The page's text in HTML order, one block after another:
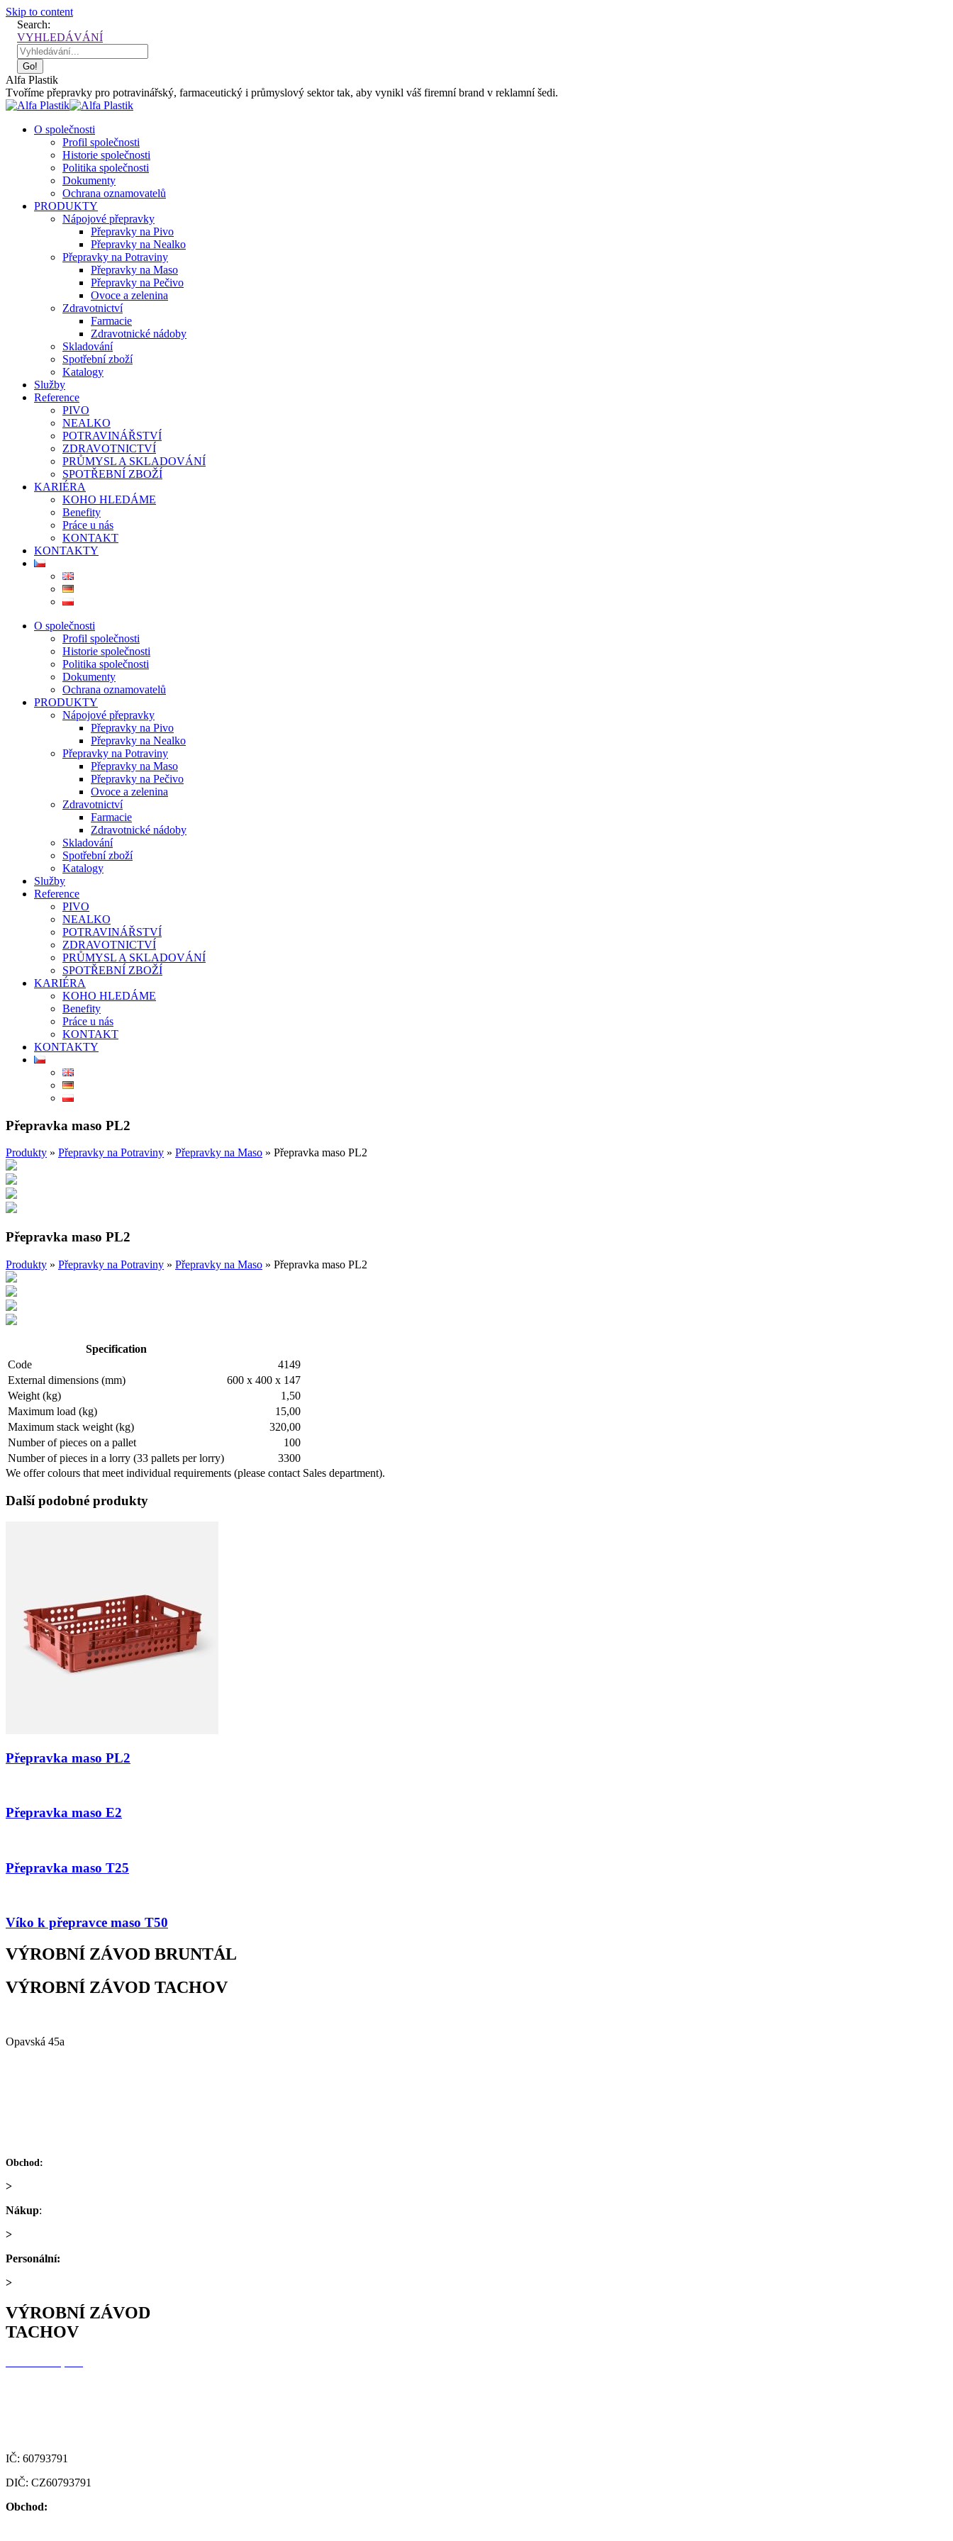
Skip to content
Search:
VYHLEDÁVÁNÍ
Alfa Plastik
Tvoříme přepravky pro potravinářský, farmaceutický i průmyslový sektor tak, aby vynikl váš firemní brand v reklamní šedi.
O společnosti
Profil společnosti
Historie společnosti
Politika společnosti
Dokumenty
Ochrana oznamovatelů
PRODUKTY
Nápojové přepravky
Přepravky na Pivo
Přepravky na Nealko
Přepravky na Potraviny
Přepravky na Maso
Přepravky na Pečivo
Ovoce a zelenina
Zdravotnictví
Farmacie
Zdravotnické nádoby
Skladování
Spotřební zboží
Katalogy
Služby
Reference
PIVO
NEALKO
POTRAVINÁŘSTVÍ
ZDRAVOTNICTVÍ
PRŮMYSL A SKLADOVÁNÍ
SPOTŘEBNÍ ZBOŽÍ
KARIÉRA
KOHO HLEDÁME
Benefity
Práce u nás
KONTAKT
KONTAKTY
O společnosti
Profil společnosti
Historie společnosti
Politika společnosti
Dokumenty
Ochrana oznamovatelů
PRODUKTY
Nápojové přepravky
Přepravky na Pivo
Přepravky na Nealko
Přepravky na Potraviny
Přepravky na Maso
Přepravky na Pečivo
Ovoce a zelenina
Zdravotnictví
Farmacie
Zdravotnické nádoby
Skladování
Spotřební zboží
Katalogy
Služby
Reference
PIVO
NEALKO
POTRAVINÁŘSTVÍ
ZDRAVOTNICTVÍ
PRŮMYSL A SKLADOVÁNÍ
SPOTŘEBNÍ ZBOŽÍ
KARIÉRA
KOHO HLEDÁME
Benefity
Práce u nás
KONTAKT
KONTAKTY
Přepravka maso PL2
Produkty » Přepravky na Potraviny » Přepravky na Maso » Přepravka maso PL2
Přepravka maso PL2
Produkty » Přepravky na Potraviny » Přepravky na Maso » Přepravka maso PL2
Specification
Code
4149
External dimensions (mm)
600 x 400 x 147
Weight (kg)
1,50
Maximum load (kg)
15,00
Maximum stack weight (kg)
320,00
Number of pieces on a pallet
100
Number of pieces in a lorry (33 pallets per lorry)
3300
We offer colours that meet individual requirements (please contact Sales department).
Další podobné produkty
Přepravka maso PL2
Přepravka maso E2
Přepravka maso T25
Víko k přepravce maso T50
VÝROBNÍ ZÁVOD BRUNTÁL
VÝROBNÍ ZÁVOD TACHOV
Opavská 45a
Obchod:
>
Nákup:
>
Personální:
>
VÝROBNÍ ZÁVOD
TACHOV
IČ: 60793791
DIČ: CZ60793791
Obchod: